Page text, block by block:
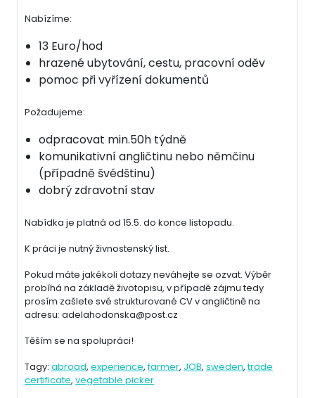
Nabízíme:
13 Euro/hod
hrazené ubytování, cestu, pracovní oděv
pomoc při vyřízení dokumentů
Požadujeme:
odpracovat min.50h týdně
komunikativní angličtinu nebo němčinu
(případně švédštinu)
dobrý zdravotní stav
Nabídka je platná od 15.5. do konce listopadu.
K práci je nutný živnostenský list.
Pokud máte jakékoli dotazy neváhejte se ozvat. Výběr
probíhá na základě životopisu, v případě zájmu tedy
prosím zašlete své strukturované CV v angličtině na
adresu: adelahodonska@post.cz
Těším se na spolupráci!
Tagy: abroad, experience,farmer, JOB, sweden,trade
certificate, vegetable picker